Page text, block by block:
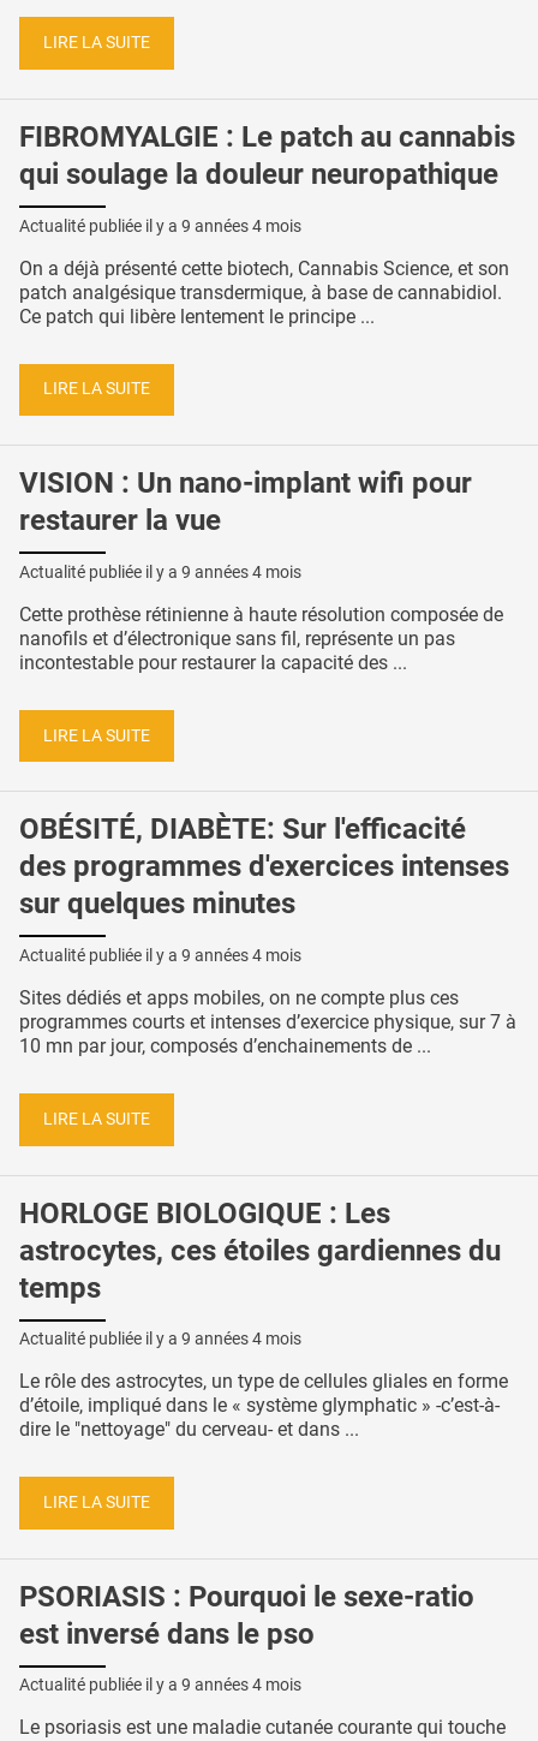
LIRE LA SUITE
FIBROMYALGIE : Le patch au cannabis
qui soulage la douleur neuropathique
Actualité publiée il y a 9 années 4 mois
On a déjà présenté cette biotech, Cannabis Science, et son
patch analgésique transdermique, à base de cannabidiol.
Ce patch qui libère lentement le principe ...
LIRE LA SUITE
VISION : Un nano-implant wifi pour
restaurer la vue
Actualité publiée il y a 9 années 4 mois
Cette prothèse rétinienne à haute résolution composée de
nanofils et d’électronique sans fil, représente un pas
incontestable pour restaurer la capacité des ...
LIRE LA SUITE
OBÉSITÉ, DIABÈTE: Sur l'efficacité
des programmes d'exercices intenses
sur quelques minutes
Actualité publiée il y a 9 années 4 mois
Sites dédiés et apps mobiles, on ne compte plus ces
programmes courts et intenses d’exercice physique, sur 7 à
10 mn par jour, composés d’enchainements de ...
LIRE LA SUITE
HORLOGE BIOLOGIQUE : Les
astrocytes, ces étoiles gardiennes du
temps
Actualité publiée il y a 9 années 4 mois
Le rôle des astrocytes, un type de cellules gliales en forme
d’étoile, impliqué dans le « système glymphatic » -c’est-à-
dire le "nettoyage" du cerveau- et dans ...
LIRE LA SUITE
PSORIASIS : Pourquoi le sexe-ratio
est inversé dans le pso
Actualité publiée il y a 9 années 4 mois
Le psoriasis est une maladie cutanée courante qui touche